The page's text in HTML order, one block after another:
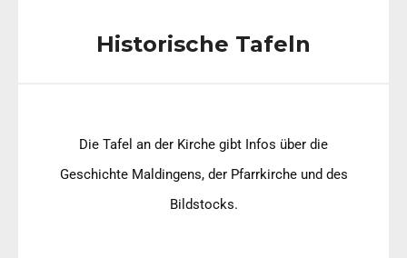
Historische Tafeln
Die Tafel an der Kirche gibt Infos über die
Geschichte Maldingens, der Pfarrkirche und des
Bildstocks.